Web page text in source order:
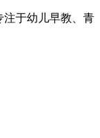
注于幼儿早教、青